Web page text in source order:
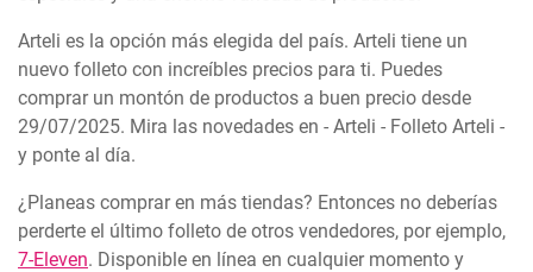
Arteli es la opción más elegida del país. Arteli tiene un
nuevo folleto con increíbles precios para ti. Puedes
comprar un montón de productos a buen precio desde
29/07/2025. Mira las novedades en - Arteli - Folleto Arteli -
y ponte al día.
¿Planeas comprar en más tiendas? Entonces no deberías
perderte el último folleto de otros vendedores, por ejemplo,
7-Eleven. Disponible en línea en cualquier momento y